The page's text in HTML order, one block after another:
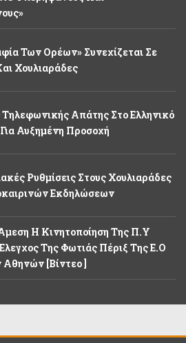
Των Ορέων» Συνεχίζεται Σε
Χουλιαράδες
Απάτης Στο Ελληνικό
Αυξημένη Προσοχή
Ρυθμίσεις Στους Χουλιαράδες
Εκδηλώσεων
Η Κινητοποίηση Της Π.Υ
Της Φωτιάς Πέριξ Της Ε.Ο
[βίντεο ]